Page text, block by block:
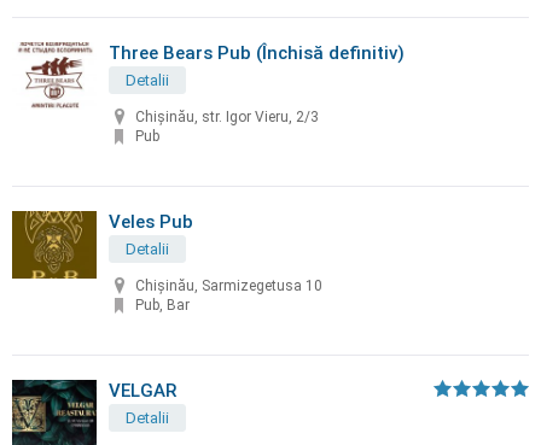
Three Bears Pub (Închisă definitiv)
Detalii
Chişinău, str. Igor Vieru, 2/3
Pub
Veles Pub
Detalii
Chișinău, Sarmizegetusa 10
Pub, Bar
VELGAR
Detalii